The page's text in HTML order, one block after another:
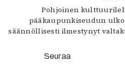
Pohjoinen
pääkaupunkiseudun
säännöllisesti ilmestynyt
Seuraa